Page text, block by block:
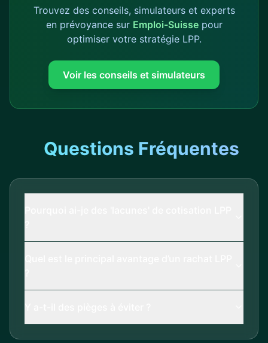
Trouvez des conseils, simulateurs et experts
en prévoyance sur Emploi-Suisse pour
optimiser votre stratégie LPP.
Voir les conseils et simulateurs
Questions Fréquentes